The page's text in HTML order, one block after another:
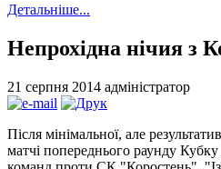
Детальніше...
Непрохідна нічия з
21 серпня 2014 адміністратор
Після мінімальної, але
матчі попереднього раунду